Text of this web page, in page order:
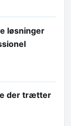
løsninger
der trætter